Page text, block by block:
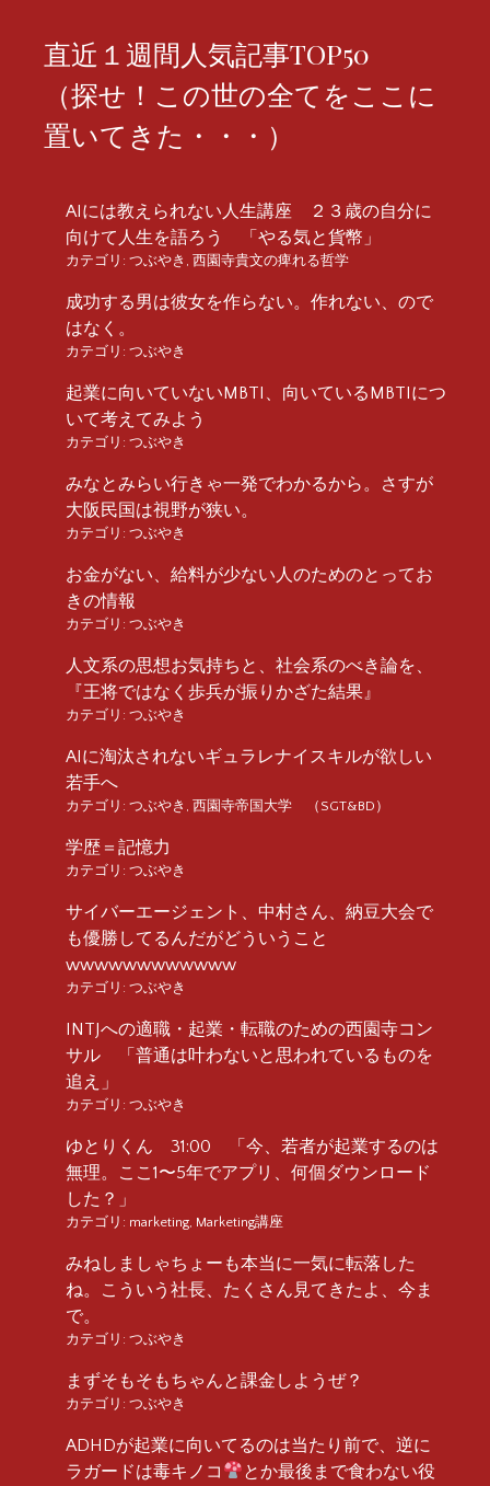
直近１週間人気記事TOP50
（探せ！この世の全てをここに
置いてきた・・・）
AIには教えられない人生講座 ２３歳の自分に
向けて人生を語ろう 「やる気と貨幣」
カテゴリ: つぶやき 西園寺貴文の痺れる哲学
成功する男は彼女を作らない。作れない、ので
はなく。
カテゴリ: つぶやき
起業に向いていないMBTI、向いているMBTIにつ
いて考えてみよう
カテゴリ: つぶやき
みなとみらい行きゃ一発でわかるから。さすが
大阪民国は視野が狭い。
カテゴリ: つぶやき
お金がない、給料が少ない人のためのとってお
きの情報
カテゴリ: つぶやき
人文系の思想お気持ちと、社会系のべき論を、
『王将ではなく歩兵が振りかざた結果』
カテゴリ: つぶやき
AIに淘汰されないギュラレナイスキルが欲しい
若手へ
カテゴリ: つぶやき 西園寺帝国大学 （SGT&BD）
学歴＝記憶力
カテゴリ: つぶやき
サイバーエージェント、中村さん、納豆大会で
も優勝してるんだがどういうこと
wwwwwwwwwwww
カテゴリ: つぶやき
INTJへの適職・起業・転職のための西園寺コン
サル 「普通は叶わないと思われているものを
追え」
カテゴリ: つぶやき
ゆとりくん 31:00 「今、若者が起業するのは
無理。ここ1〜5年でアプリ、何個ダウンロード
した？」
カテゴリ: marketing Marketing講座
みねしましゃちょーも本当に一気に転落した
ね。こういう社長、たくさん見てきたよ、今ま
で。
カテゴリ: つぶやき
まずそもそもちゃんと課金しようぜ？
カテゴリ: つぶやき
ADHDが起業に向いてるのは当たり前で、逆に
ラガードは毒キノコ
とか最後まで食わない役